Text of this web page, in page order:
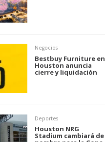
Negocios
Bestbuy Furniture en
Houston anuncia
cierre y liquidación
Deportes
Houston NRG
Stadium cambiará de